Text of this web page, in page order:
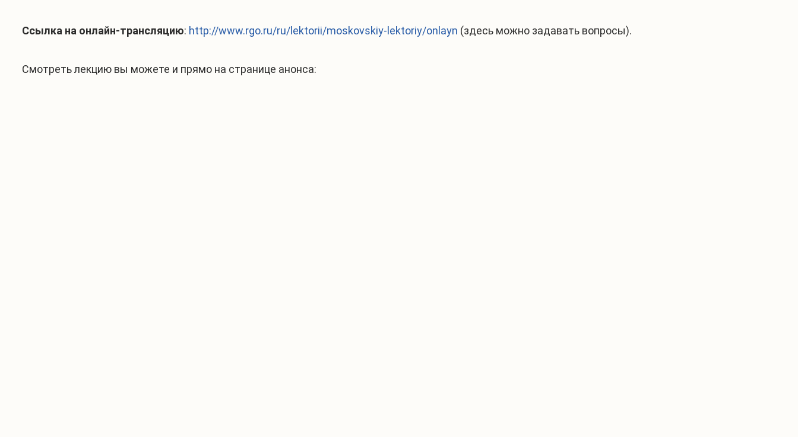
Ссылка на онлайн-трансляцию: http://www.rgo.ru/ru/lektorii/moskovskiy-lektoriy/onlayn (здесь можно задавать вопросы).
Смотреть лекцию вы можете и прямо на странице анонса: